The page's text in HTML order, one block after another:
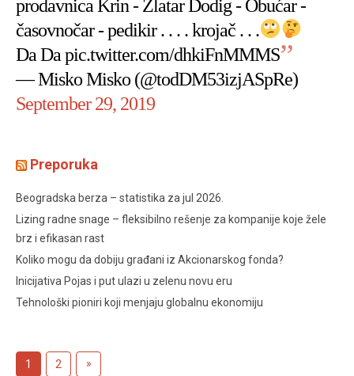
prodavnica Krin - Zlatar Dodig - Obućar -
časovnočar - pedikir . . . . krojač . . .
Da Da pic.twitter.com/dhkiFnMMMS
— Misko Misko (@todDM53izjASpRe)
September 29, 2019
Preporuka
Beogradska berza – statistika za jul 2026.
Lizing radne snage – fleksibilno rešenje za kompanije koje žele
brz i efikasan rast
Koliko mogu da dobiju građani iz Akcionarskog fonda?
Inicijativa Pojas i put ulazi u zelenu novu eru
Tehnološki pioniri koji menjaju globalnu ekonomiju
Posts
1 2 Next
»